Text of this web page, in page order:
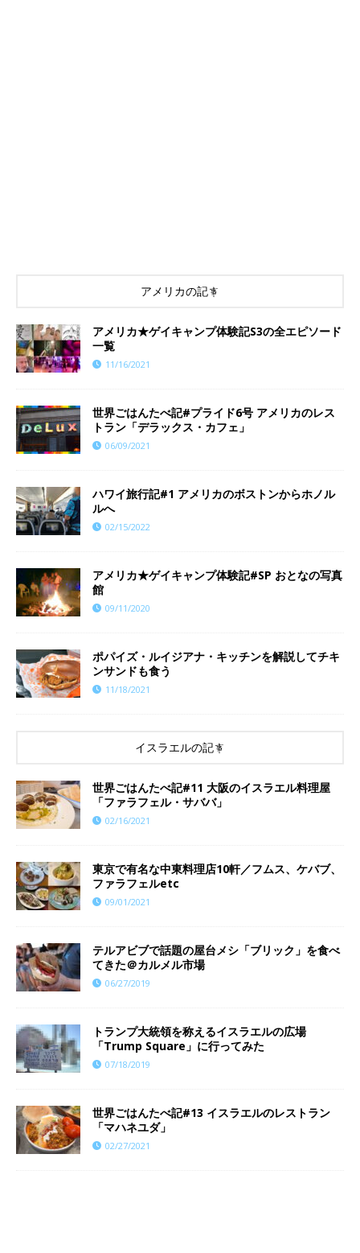
アメリカの記事
アメリカ★ゲイキャンプ体験記S3の全エピソード
一覧
11/16/2021
世界ごはんたべ記#プライド6号 アメリカのレス
トラン「デラックス・カフェ」
06/09/2021
ハワイ旅行記#1 アメリカのボストンからホノル
ルへ
02/15/2022
アメリカ★ゲイキャンプ体験記#SP おとなの写真
館
09/11/2020
ポパイズ・ルイジアナ・キッチンを解説してチキ
ンサンドも食う
11/18/2021
イスラエルの記事
世界ごはんたべ記#11 大阪のイスラエル料理屋
「ファラフェル・サババ」
02/16/2021
東京で有名な中東料理店10軒／フムス、ケバブ、
ファラフェルetc
09/01/2021
テルアビブで話題の屋台メシ「ブリック」を食べ
てきた＠カルメル市場
06/27/2019
トランプ大統領を称えるイスラエルの広場
「Trump Square」に行ってみた
07/18/2019
世界ごはんたべ記#13 イスラエルのレストラン
「マハネユダ」
02/27/2021